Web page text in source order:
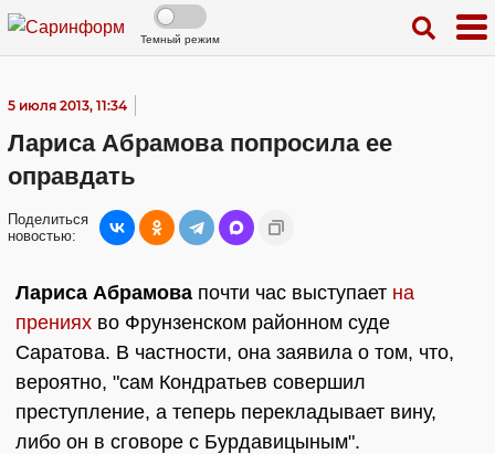
Темный режим
5 июля 2013, 11:34
Лариса Абрамова попросила ее
оправдать
Поделиться
новостью:
Лариса Абрамова почти час выступает на
прениях во Фрунзенском районном суде
Саратова. В частности, она заявила о том, что,
вероятно, "сам Кондратьев совершил
преступление, а теперь перекладывает вину,
либо он в сговоре с Бурдавицыным".